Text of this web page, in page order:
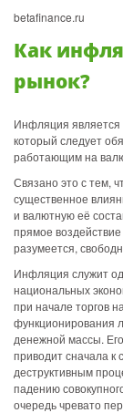
betafinance.ru
Как
рынок?
Инфляция является
который следует
работающим на
Связано это с тем,
существенное
и валютную её
прямое
разумеется,
Инфляция служит
национальных
при начале торгов
функционирования
денежной массы.
приводит сначала
деструктивным
падению
очередь чревато